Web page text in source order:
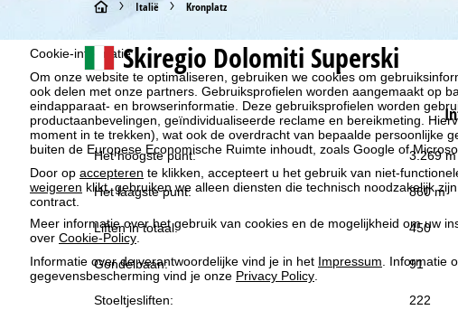
Cookie-informatie
Om onze website te optimaliseren, gebruiken we cookies om
ook delen met onze partners. Gebruiksprofielen worden aangemaakt op
eindapparaat- en browserinformatie. Deze gebruiksprofielen worden
productaanbevelingen, geïndividualiseerde reclame en bereikmeting.
moment in te trekken), wat ook de overdracht van bepaalde persoonlijke
buiten de Europese Economische Ruimte inhoudt, zoals Google of
Door op accepteren te klikken, accepteert u het gebruik van niet-
weigeren klikt, gebruiken we alleen diensten die technisch noodzakelijk
contract.
Meer informatie over het gebruik van cookies en de mogelijkheid om uw
over Cookie-Policy
Informatie over de verantwoordelijke vind je in het Impressum . Informatie
gegevensbescherming vind je onze Privacy Policy
S
t
a
r
t
p
a
g
i
Italië Kronplatz
Skiregio Dolomiti Superski
Het hoogste punt: 3.269 m
Het laagste punt: 860 m
Liften in totaal: 450
Gondelbaan: 91
Stoeltjesliften: 222